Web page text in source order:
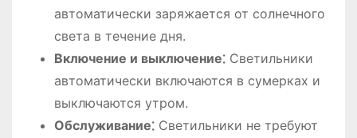
автоматически заряжается от солнечного
света в течение дня.
Включение и выключение⁚Светильники
автоматически включаются в сумерках и
выключаются утром.
Обслуживание⁚Светильники не требуют